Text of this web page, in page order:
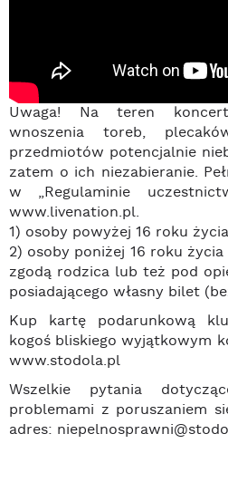
Uwaga! Na teren
wnoszenia toreb,
przedmiotów potencjalnie
zatem o ich niezabieranie.
w „Regulaminie
www.livenation.pl.
1) osoby powyżej 16 roku
2) osoby poniżej 16 roku
zgodą rodzica lub też pod
posiadającego własny bilet
Kup kartę podarunkową
kogoś bliskiego wyjątkowym
www.stodola.pl
Wszelkie pytania
problemami z poruszaniem
adres: